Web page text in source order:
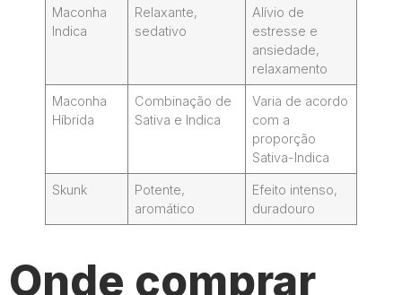
Maconha
Indica
Relaxante,
sedativo
Alívio de
estresse e
ansiedade,
relaxamento
Maconha
Híbrida
Combinação de
Sativa e Indica
Varia de acordo
com a
proporção
Sativa-Indica
Skunk
Potente,
aromático
Efeito intenso,
duradouro
Onde comprar